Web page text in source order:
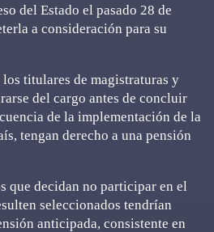
del Estado el pasado 28 de
a consideración para su
titulares de magistraturas y
del cargo antes de concluir
de la implementación de la
tengan derecho a una pensión
que decidan no participar en el
seleccionados tendrían
anticipada, consistente en